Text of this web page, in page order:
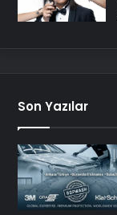
Son Yazılar